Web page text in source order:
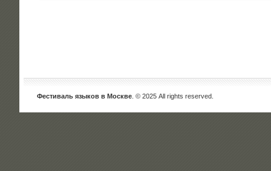
Фестиваль языков в Москве . © 2025 All rights reserved.